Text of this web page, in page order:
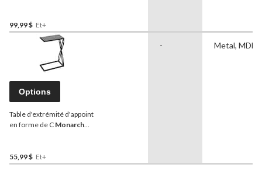
99,99 $ Et+
Options
Table d'extrémité d'appoint
en forme de C Monarch
55,99 $ Et+
- Metal, MDF